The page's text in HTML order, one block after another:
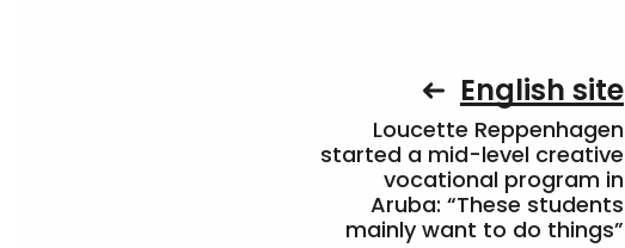
English site
Loucette Reppenhagen
started a mid-level creative
vocational program in
Aruba: “These students
mainly want to do things”